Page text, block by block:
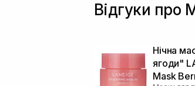
Відгуки про
Нічна
ягоди"
Mask